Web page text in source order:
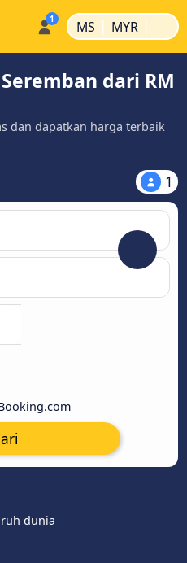
MS | MYR |
dari RM
dan dapatkan harga terbaik
1
dunia